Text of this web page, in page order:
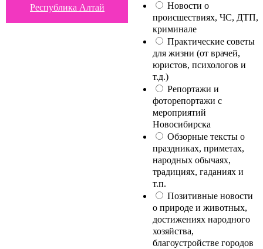
Республика Алтай
Новости о
происшествиях, ЧС, ДТП,
криминале
Практические советы
для жизни (от врачей,
юристов, психологов и
т.д.)
Репортажи и
фоторепортажи с
мероприятий
Новосибирска
Обзорные тексты о
праздниках, приметах,
народных обычаях,
традициях, гаданиях и
т.п.
Позитивные новости
о природе и животных,
достижениях народного
хозяйства,
благоустройстве городов